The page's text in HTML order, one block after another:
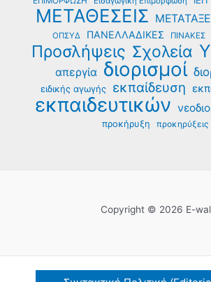
ΜΕΤΑΘΕΣΕΙΣ
ΟΠΣΥΔ
ΠΑΝΕΛΛΑΔΙΚΕΣ ΠΙΝΑΚΕΣ
Προσλήψεις Σχολεία
απεργία διορισμοί
ειδικής αγωγής εκπαίδευση
εκπαιδευτικών
προκήρυξη προκηρύξεις
Copyright © 2026 E-